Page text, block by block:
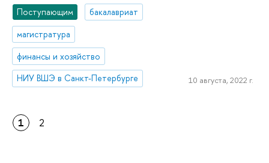
Поступающим
бакалавриат
магистратура
финансы и хозяйство
НИУ ВШЭ в Санкт-Петербурге
10 августа, 2022 г.
1 2